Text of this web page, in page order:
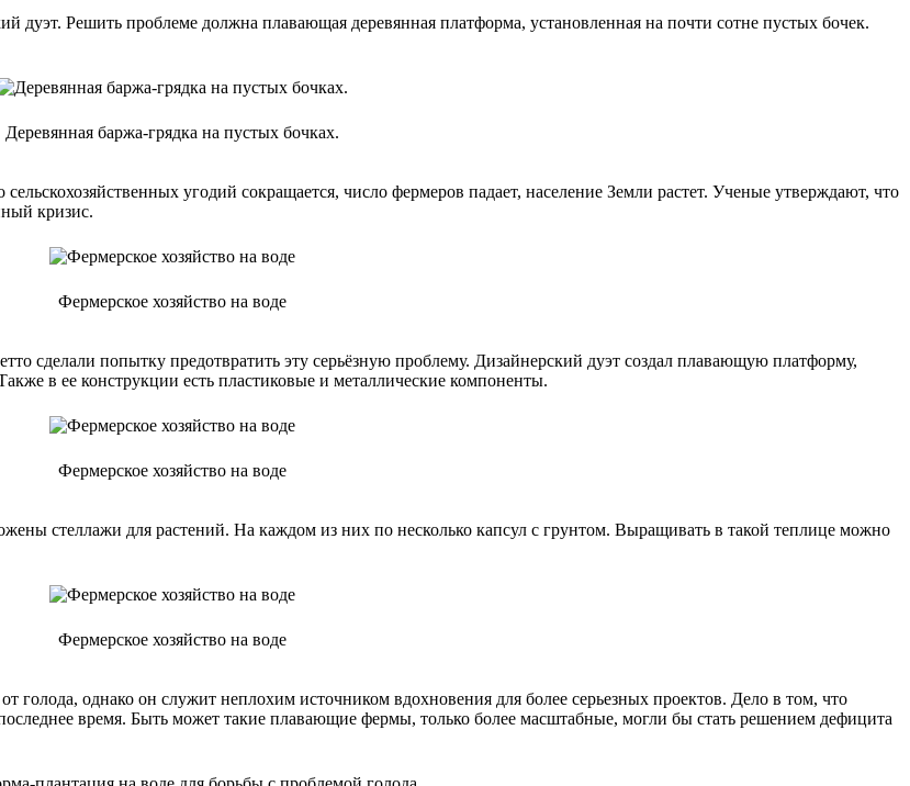
дуэт. Решить проблеме должна плавающая деревянная платформа, установленная на почти сотне пустых бочек.
Деревянная баржа-грядка на пустых бочках.
угодий сокращается, число фермеров падает, население Земли растет. Ученые утверждают, что
кризис.
Фермерское хозяйство на воде
сделали попытку предотвратить эту серьёзную проблему. Дизайнерский дуэт создал плавающую платформу,
в ее конструкции есть пластиковые и металлические компоненты.
Фермерское хозяйство на воде
стеллажи для растений. На каждом из них по несколько капсул с грунтом. Выращивать в такой теплице можно
Фермерское хозяйство на воде
однако он служит неплохим источником вдохновения для более серьезных проектов. Дело в том, что
время. Быть может такие плавающие фермы, только более масштабные, могли бы стать решением дефицита